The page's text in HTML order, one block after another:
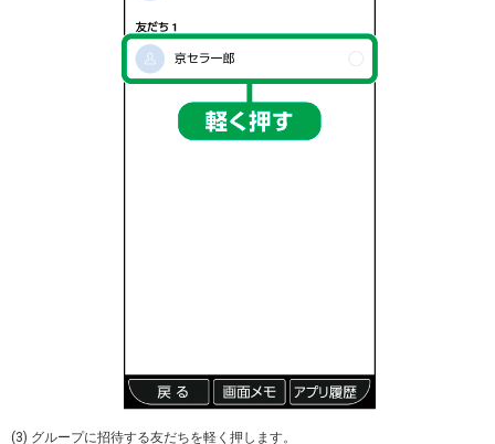
(3) グループに招待する友だちを軽く押します。